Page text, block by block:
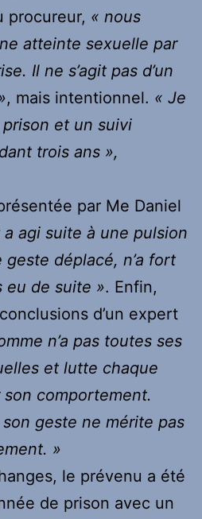
procureur, « nous
atteinte sexuelle par
Il ne s’agit pas d’un
, mais intentionnel. « Je
et un suivi
trois ans »,
par Me Daniel
agi suite à une pulsion
déplacé, n’a fort
eu de suite ». Enfin,
d’un expert
n’a pas toutes ses
et lutte chaque
comportement.
geste ne mérite pas
»
le prévenu a été
de prison avec un